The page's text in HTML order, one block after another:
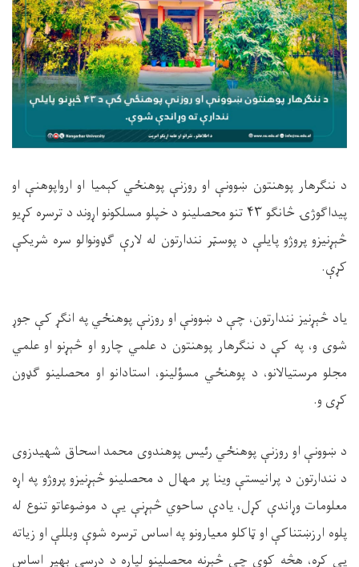
د ننګرهار پوهنتون ښوونې او روزنې پوهنځي کېمیا او ارواپوهنې او
پیداګوژۍ څانګو ۴۳ تنو محصلینو د خپلو مسلکونو اړوند د ترسره کړیو
څېړنیزو پروژو پایلې د پوسټر نندارتون له لارې ګډونوالو سره شریکې
کړې.
یاد څېړنیز نندارتون، چې د ښوونې او روزنې پوهنځي په انګړ کې جوړ
شوی و، په کې د ننګرهار پوهنتون د علمي چارو او څېړنو او علمي
مجلو مرستیالانو، د پوهنځي مسؤلینو، استادانو او محصلینو ګډون
کړی و.
د ښوونې او روزنې پوهنځي رئیس پوهندوی محمد اسحاق شهیدزوی
د نندارتون د پرانیستې وینا پر مهال د محصلینو څېړنیزو پروژو په اړه
معلومات وړاندې کړل، یادې ساحوي څېړنې یې د موضوعاتو تنوع له
پلوه ارزښتناکې او ټاکلو معیارونو په اساس ترسره شوې وبللې او زیاته
یې کړه، هڅه کوي چې څېړنه محصلینو لپاره د درسي بهیر اساس